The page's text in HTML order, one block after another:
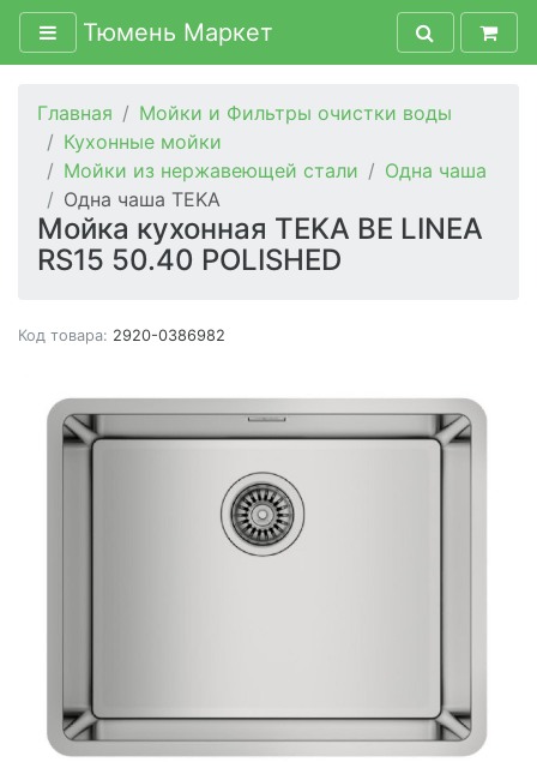
Тюмень Маркет
Главная
Мойки и Фильтры очистки воды
Кухонные мойки
Мойки из нержавеющей стали
Одна чаша
Одна чаша TEKA
Мойка кухонная TEKA BE LINEA
RS15 50.40 POLISHED
Код товара: 2920-0386982